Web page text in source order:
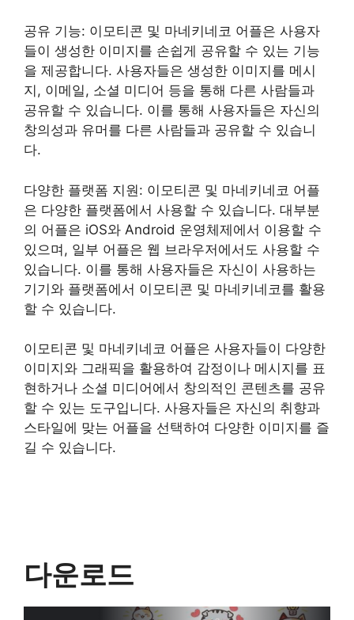
공유 기능: 이모티콘 및 마네키네코 어플은 사용자
들이 생성한 이미지를 손쉽게 공유할 수 있는 기능
을 제공합니다. 사용자들은 생성한 이미지를 메시
지, 이메일, 소셜 미디어 등을 통해 다른 사람들과
공유할 수 있습니다. 이를 통해 사용자들은 자신의
창의성과 유머를 다른 사람들과 공유할 수 있습니
다.
다양한 플랫폼 지원: 이모티콘 및 마네키네코 어플
은 다양한 플랫폼에서 사용할 수 있습니다. 대부분
의 어플은 iOS와 Android 운영체제에서 이용할 수
있으며, 일부 어플은 웹 브라우저에서도 사용할 수
있습니다. 이를 통해 사용자들은 자신이 사용하는
기기와 플랫폼에서 이모티콘 및 마네키네코를 활용
할 수 있습니다.
이모티콘 및 마네키네코 어플은 사용자들이 다양한
이미지와 그래픽을 활용하여 감정이나 메시지를 표
현하거나 소셜 미디어에서 창의적인 콘텐츠를 공유
할 수 있는 도구입니다. 사용자들은 자신의 취향과
스타일에 맞는 어플을 선택하여 다양한 이미지를 즐
길 수 있습니다.
다운로드